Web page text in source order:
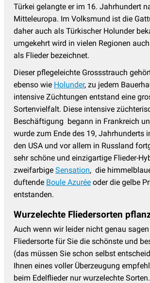
Türkei gelangte er im 16. Jahrhundert
Mitteleuropa. Im Volksmund ist die
daher auch als Türkischer Holunder
umgekehrt wird in vielen Regionen
als Flieder bezeichnet.
Dieser pflegeleichte Grossstrauch
ebenso wie Holunder, zu jedem
intensive Züchtungen entstand eine
Sortenvielfalt. Diese intensive
Beschäftigung begann in Frankreich
wurde zum Ende des 19, Jahrhunderts
den USA und vor allem in Russland
sehr schöne und einzigartige Flieder-
zweifarbige Sensation, die
duftende Boule Azurée oder die gelbe
entstanden.
Wurzelechte Fliedersorten
Auch wenn wir leider nicht genau
Fliedersorte für Sie die schönste und
(das müssen Sie schon selbst
Ihnen eines voller Überzeugung
beim Edelflieder nur wurzelechte